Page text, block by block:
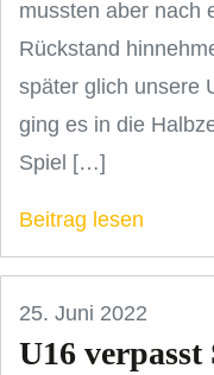
mussten aber nach
Rückstand
später glich unsere
ging es in die
Spiel […]
Beitrag lesen
25. Juni 2022
U16